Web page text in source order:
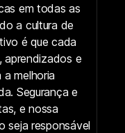
em todas as
a cultura de
é que cada
aprendizados e
melhoria
Segurança e
e nossa
seja responsável